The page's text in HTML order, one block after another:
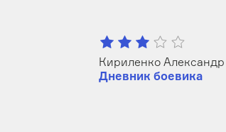
Кириленко Александр
Дневник боевика